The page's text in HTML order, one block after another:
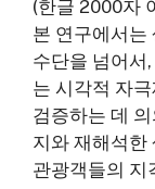
(한글 2000자
본 연구에서는
수단을 넘어서
는 시각적 자
검증하는 데
지와 재해석한
관광객들의 지